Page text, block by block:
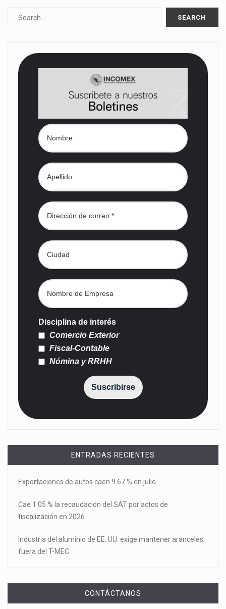
Disciplina de interés
Comercio Exterior
Fiscal-Contable
Nómina y RRHH
Suscribirse
ENTRADAS RECIENTES
Exportaciones de autos caen 9.67 % en julio
Cae 1.05 % la recaudación del SAT por actos de
fiscalización en 2026
Industria del aluminio de EE. UU. exige mantener aranceles
fuera del T-MEC
CONTÁCTANOS